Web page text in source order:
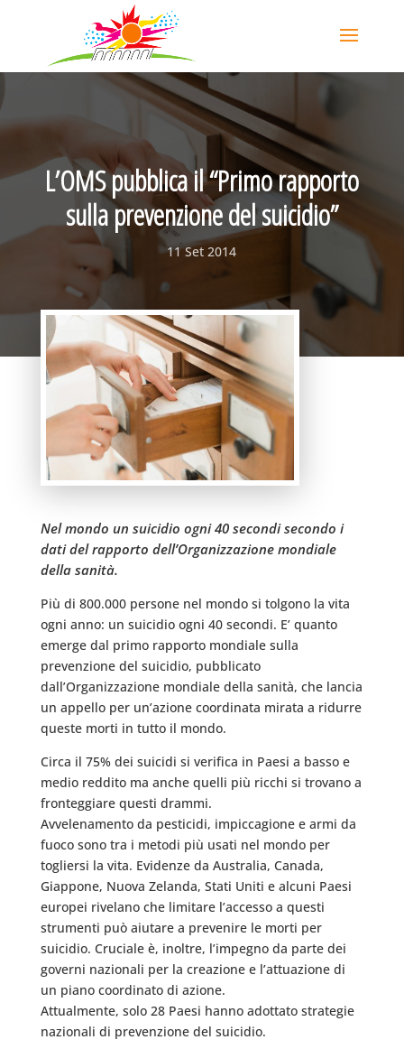
L’OMS pubblica il “Primo rapporto
sulla prevenzione del suicidio”
11 Set 2014
Nel mondo un suicidio ogni 40 secondi secondo i
dati del rapporto dell’Organizzazione mondiale
della sanità.
Più di 800.000 persone nel mondo si tolgono la vita
ogni anno: un suicidio ogni 40 secondi. E’ quanto
emerge dal primo rapporto mondiale sulla
prevenzione del suicidio, pubblicato
dall’Organizzazione mondiale della sanità, che lancia
un appello per un’azione coordinata mirata a ridurre
queste morti in tutto il mondo.
Circa il 75% dei suicidi si verifica in Paesi a basso e
medio reddito ma anche quelli più ricchi si trovano a
fronteggiare questi drammi.
Avvelenamento da pesticidi, impiccagione e armi da
fuoco sono tra i metodi più usati nel mondo per
togliersi la vita. Evidenze da Australia, Canada,
Giappone, Nuova Zelanda, Stati Uniti e alcuni Paesi
europei rivelano che limitare l’accesso a questi
strumenti può aiutare a prevenire le morti per
suicidio. Cruciale è, inoltre, l’impegno da parte dei
governi nazionali per la creazione e l’attuazione di
un piano coordinato di azione.
Attualmente, solo 28 Paesi hanno adottato strategie
nazionali di prevenzione del suicidio.